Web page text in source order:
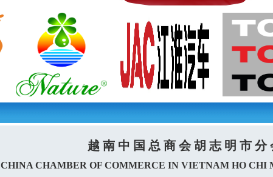
越 南 中 国 总 商 会 胡 志 明 市 分
CHINA CHAMBER OF COMMERCE IN VIETNAM HO CHI